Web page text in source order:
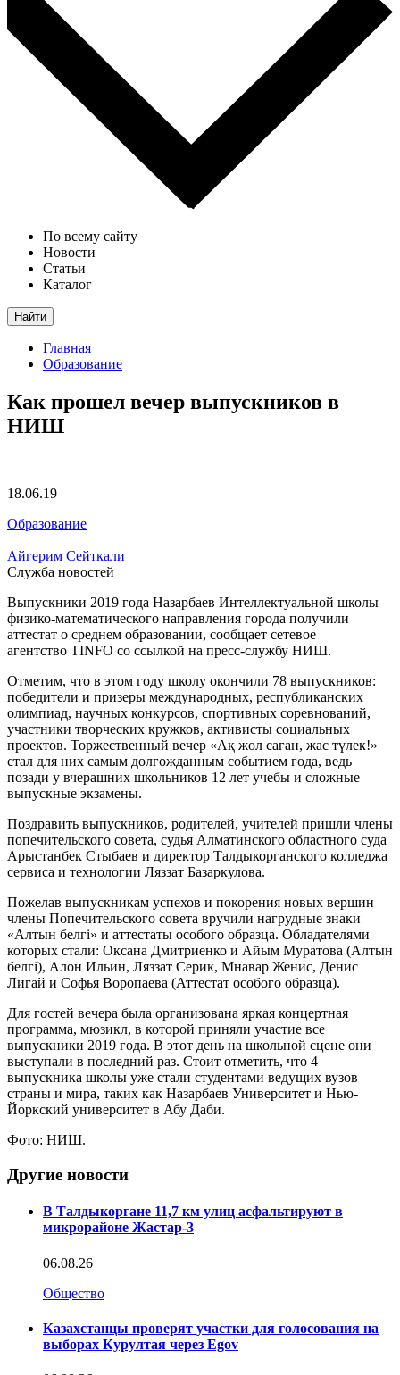
По всему сайту
Новости
Статьи
Каталог
Найти
Главная
Образование
Как прошел вечер выпускников в
НИШ
18.06.19
Образование
Айгерим Сейткали
Служба новостей
Выпускники 2019 года Назарбаев Интеллектуальной школы
физико-математического направления города получили
аттестат о среднем образовании, сообщает сетевое
агентство TINFO со ссылкой на пресс-службу НИШ.
Отметим, что в этом году школу окончили 78 выпускников:
победители и призеры международных, республиканских
олимпиад, научных конкурсов, спортивных соревнований,
участники творческих кружков, активисты социальных
проектов. Торжественный вечер «Ақ жол саған, жас түлек!»
стал для них самым долгожданным событием года, ведь
позади у вчерашних школьников 12 лет учебы и сложные
выпускные экзамены.
Поздравить выпускников, родителей, учителей пришли члены
попечительского совета, судья Алматинского областного суда
Арыстанбек Стыбаев и директор Талдыкорганского колледжа
сервиса и технологии Ляззат Базаркулова.
Пожелав выпускникам успехов и покорения новых вершин
члены Попечительского совета вручили нагрудные знаки
«Алтын белгі» и аттестаты особого образца. Обладателями
которых стали: Оксана Дмитриенко и Айым Муратова (Алтын
белгі), Алон Ильин, Ляззат Серик, Мнавар Женис, Денис
Лигай и Софья Воропаева (Аттестат особого образца).
Для гостей вечера была организована яркая концертная
программа, мюзикл, в которой приняли участие все
выпускники 2019 года. В этот день на школьной сцене они
выступали в последний раз. Стоит отметить, что 4
выпускника школы уже стали студентами ведущих вузов
страны и мира, таких как Назарбаев Университет и Нью-
Йоркский университет в Абу Даби.
Фото: НИШ.
Другие новости
В Талдыкоргане 11,7 км улиц асфальтируют в
микрорайоне Жастар-3
06.08.26
Общество
Казахстанцы проверят участки для голосования на
выборах Курултая через Egov